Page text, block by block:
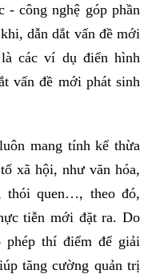
công nghệ góp phần
dẫn dắt vấn đề mới
các ví dụ điển hình
vấn đề mới phát sinh
mang tính kế thừa
xã hội, như văn hóa,
thói quen…, theo đó,
tiễn mới đặt ra. Do
phép thí điểm để giải
tăng cường quản trị